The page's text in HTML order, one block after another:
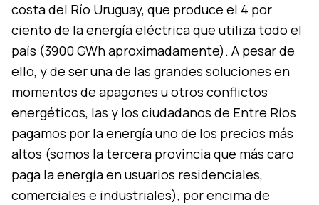
costa del Río Uruguay, que produce el 4 por
ciento de la energía eléctrica que utiliza todo el
país (3900 GWh aproximadamente). A pesar de
ello, y de ser una de las grandes soluciones en
momentos de apagones u otros conflictos
energéticos, las y los ciudadanos de Entre Ríos
pagamos por la energía uno de los precios más
altos (somos la tercera provincia que más caro
paga la energía en usuarios residenciales,
comerciales e industriales), por encima de